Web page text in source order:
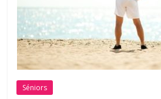
Séniors